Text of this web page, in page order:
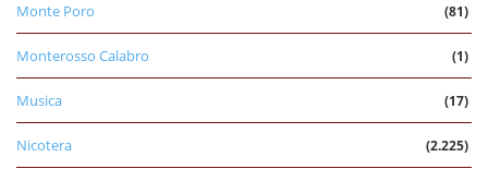
Monte Poro (81)
Monterosso Calabro (1)
Musica (17)
Nicotera (2.225)